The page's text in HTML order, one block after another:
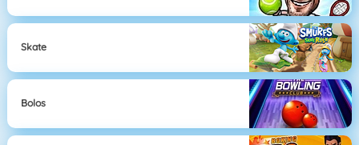
Skate
Bolos